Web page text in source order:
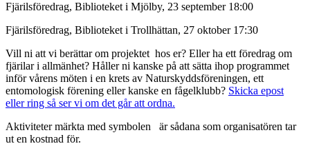
Fjärilsföredrag, Biblioteket i Mjölby, 23 september 18:00
Fjärilsföredrag, Biblioteket i Trollhättan, 27 oktober 17:30
Vill ni att vi berättar om projektet hos er? Eller ha ett föredrag om
fjärilar i allmänhet? Håller ni kanske på att sätta ihop programmet
inför vårens möten i en krets av Naturskyddsföreningen, ett
entomologisk förening eller kanske en fågelklubb? Skicka epost
eller ring så ser vi om det går att ordna.
Aktiviteter märkta med symbolen
är sådana som organisatören tar
ut en kostnad för.